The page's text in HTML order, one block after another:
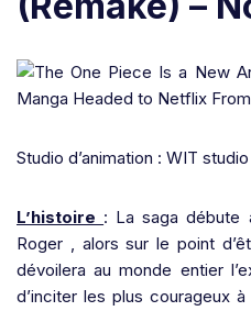
Studio d’animation : WIT studio
L’histoire : La saga débute
Roger , alors sur le point
dévoilera au monde entier
d’inciter les plus courageux à